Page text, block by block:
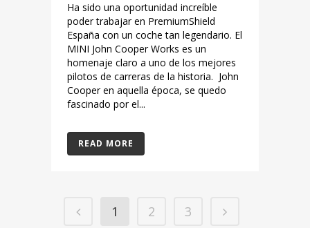
Ha sido una oportunidad increíble
poder trabajar en PremiumShield
España con un coche tan legendario. El
MINI John Cooper Works es un
homenaje claro a uno de los mejores
pilotos de carreras de la historia. John
Cooper en aquella época, se quedo
fascinado por el...
READ MORE
1 2 3